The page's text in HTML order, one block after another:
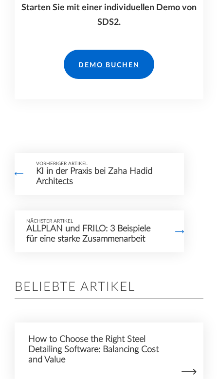
Starten Sie mit einer individuellen Demo von
SDS2.
DEMO BUCHEN
VORHERIGER ARTIKEL
KI in der Praxis bei Zaha Hadid
Architects
NÄCHSTER ARTIKEL
ALLPLAN und FRILO: 3 Beispiele
für eine starke Zusammenarbeit
BELIEBTE ARTIKEL
How to Choose the Right Steel
Detailing Software: Balancing Cost
and Value